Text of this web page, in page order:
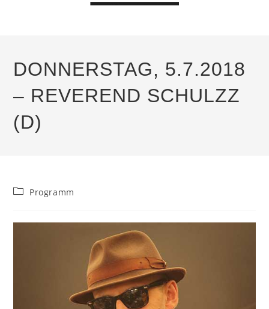
DONNERSTAG, 5.7.2018
– REVEREND SCHULZZ
(D)
Beitrags-
Programm